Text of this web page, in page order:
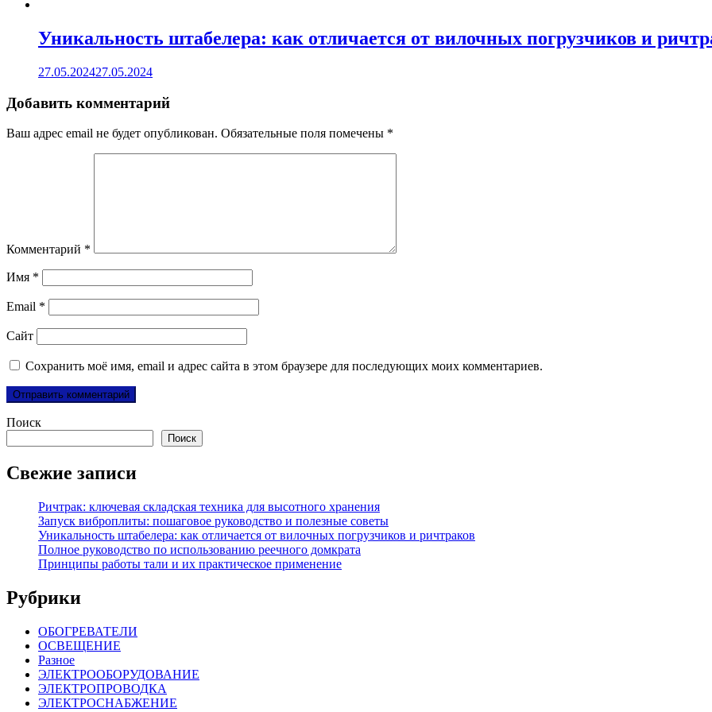
Уникальность штабелера: как отличается от вилочных погрузчиков и
27.05.202427.05.2024
Добавить комментарий
Ваш адрес email не будет опубликован. Обязательные поля помечены *
Комментарий *
Имя *
Email *
Сайт
Сохранить моё имя, email и адрес сайта в этом браузере для последующих моих комментариев.
Поиск
Поиск
Свежие записи
Ричтрак: ключевая складская техника для высотного хранения
Запуск виброплиты: пошаговое руководство и полезные советы
Уникальность штабелера: как отличается от вилочных погрузчиков и ричтраков
Полное руководство по использованию реечного домкрата
Принципы работы тали и их практическое применение
Рубрики
ОБОГРЕВАТЕЛИ
ОСВЕЩЕНИЕ
Разное
ЭЛЕКТРООБОРУДОВАНИЕ
ЭЛЕКТРОПРОВОДКА
ЭЛЕКТРОСНАБЖЕНИЕ